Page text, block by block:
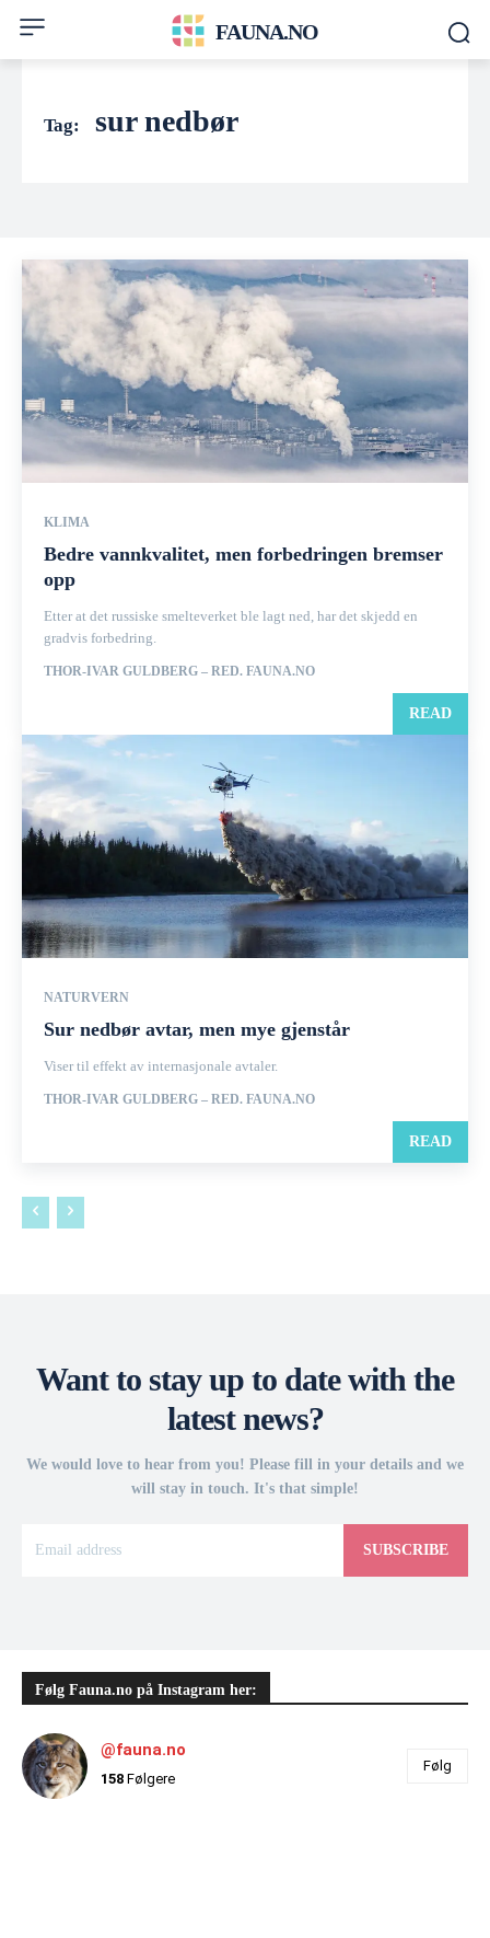
FAUNA.NO
Tag: sur nedbør
KLIMA
Bedre vannkvalitet, men forbedringen bremser
opp
Etter at det russiske smelteverket ble lagt ned, har det skjedd en
gradvis forbedring.
THOR-IVAR GULDBERG – RED. FAUNA.NO
READ
NATURVERN
Sur nedbør avtar, men mye gjenstår
Viser til effekt av internasjonale avtaler.
THOR-IVAR GULDBERG – RED. FAUNA.NO
READ
Want to stay up to date with the
latest news?
We would love to hear from you! Please fill in your details and we
will stay in touch. It's that simple!
SUBSCRIBE
Følg Fauna.no på Instagram her:
@fauna.no
158 Følgere
Følg